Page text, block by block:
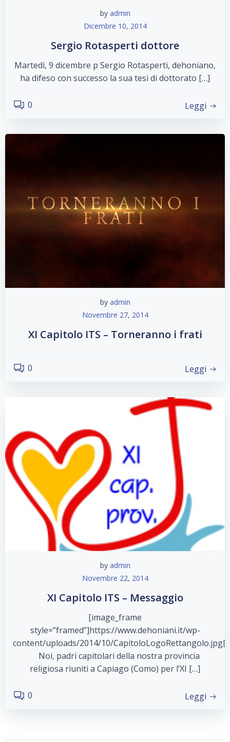
by admin
Dicembre 10, 2014
Sergio Rotasperti dottore
Martedì, 9 dicembre p Sergio Rotasperti, dehoniano,
ha difeso con successo la sua tesi di dottorato […]
0 Leggi
by admin
Novembre 27, 2014
XI Capitolo ITS – Torneranno i frati
0 Leggi
by admin
Novembre 22, 2014
XI Capitolo ITS – Messaggio
[image_frame
style=”framed”]https://www.dehoniani.it/wp-
content/uploads/2014/10/
Noi, padri capitolari della nostra provincia
religiosa riuniti a Capiago (Como) per l’XI […]
0 Leggi